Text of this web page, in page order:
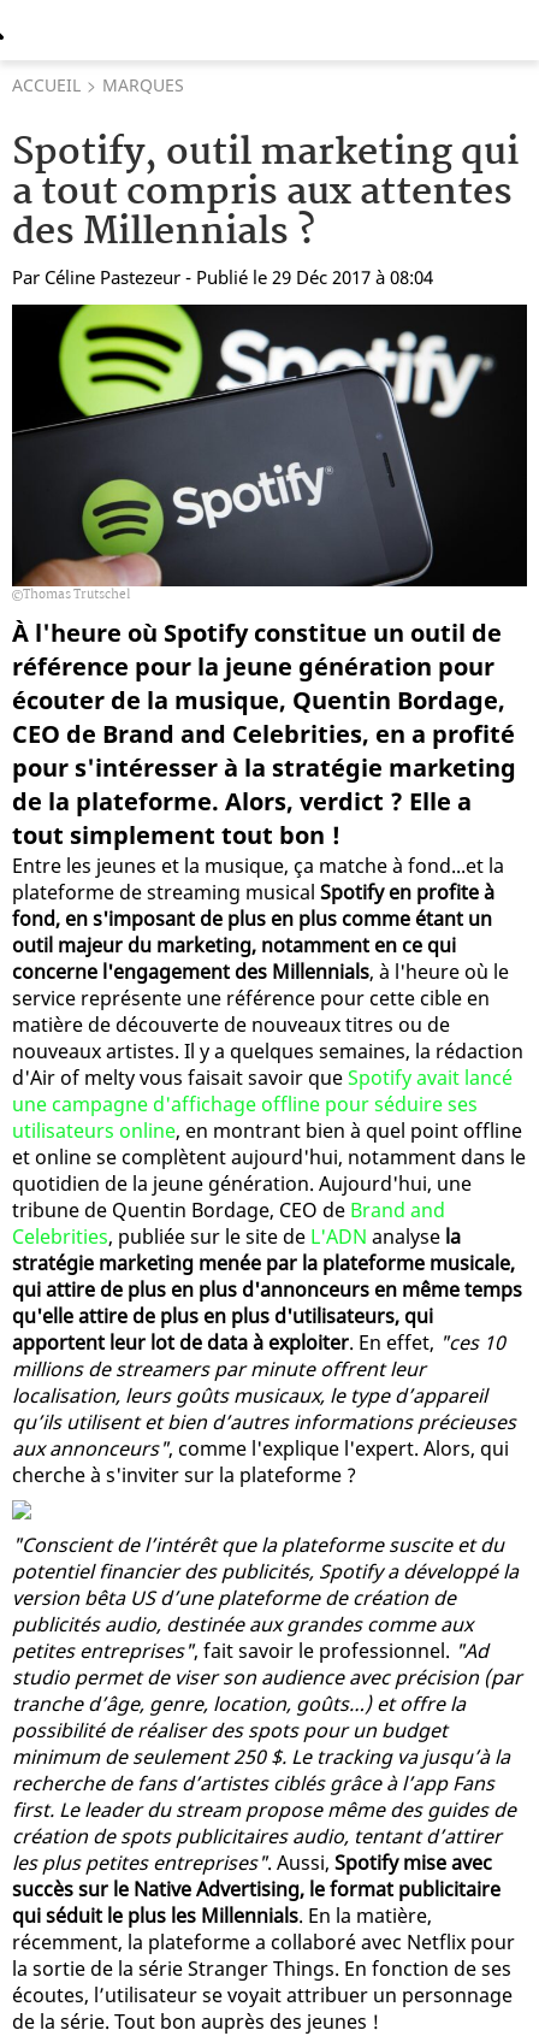
ACCUEIL MARQUES
Spotify, outil marketing qui
a tout compris aux attentes
des Millennials ?
Par Céline Pastezeur - Publié le 29 Déc 2017 à 08:04
Thomas Trutschel
À l'heure où Spotify constitue un outil de
référence pour la jeune génération pour
écouter de la musique, Quentin Bordage,
CEO de Brand and Celebrities, en a profité
pour s'intéresser à la stratégie marketing
de la plateforme. Alors, verdict ? Elle a
tout simplement tout bon !
Entre les jeunes et la musique, ça matche à fond...et la
plateforme de streaming musical Spotify en profite à
fond, en s'imposant de plus en plus comme étant un
outil majeur du marketing, notamment en ce qui
concerne l'engagement des Millennials, à l'heure où le
service représente une référence pour cette cible en
matière de découverte de nouveaux titres ou de
nouveaux artistes. Il y a quelques semaines, la rédaction
d'Air of melty vous faisait savoir queSpotify avait lancé
une campagne d'affichage offline pour séduire ses
utilisateurs online, en montrant bien à quel point offline
et online se complètent aujourd'hui, notamment dans le
quotidien de la jeune génération. Aujourd'hui, une
tribune de Quentin Bordage, CEO de Brand and
Celebrities, publiée sur le site de L'ADN analyse la
stratégie marketing menée par la plateforme musicale,
qui attire de plus en plus d'annonceurs en même temps
qu'elle attire de plus en plus d'utilisateurs, qui
apportent leur lot de data à exploiter. En effet, "ces 10
millions de streamers par minute offrent leur
localisation, leurs goûts musicaux, le type d’appareil
qu’ils utilisent et bien d’autres informations précieuses
aux annonceurs", comme l'explique l'expert. Alors, qui
cherche à s'inviter sur la plateforme ?
"Conscient de l’intérêt que la plateforme suscite et du
potentiel financier des publicités, Spotify a développé la
version bêta US d’une plateforme de création de
publicités audio, destinée aux grandes comme aux
petites entreprises", fait savoir le professionnel. "Ad
studio permet de viser son audience avec précision (par
tranche d’âge, genre, location, goûts…) et offre la
possibilité de réaliser des spots pour un budget
minimum de seulement 250 $. Le tracking va jusqu’à la
recherche de fans d’artistes ciblés grâce à l’app Fans
first. Le leader du stream propose même des guides de
création de spots publicitaires audio, tentant d’attirer
les plus petites entreprises". Aussi, Spotify mise avec
succès sur le Native Advertising, le format publicitaire
qui séduit le plus les Millennials. En la matière,
récemment, la plateforme a collaboré avec Netflix pour
la sortie de la série Stranger Things. En fonction de ses
écoutes, l’utilisateur se voyait attribuer un personnage
de la série. Tout bon auprès des jeunes !